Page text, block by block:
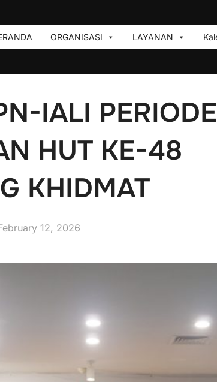
ORGANISASI LAYANAN
IALI
HUT KE-48
KHIDMAT
12, 2026